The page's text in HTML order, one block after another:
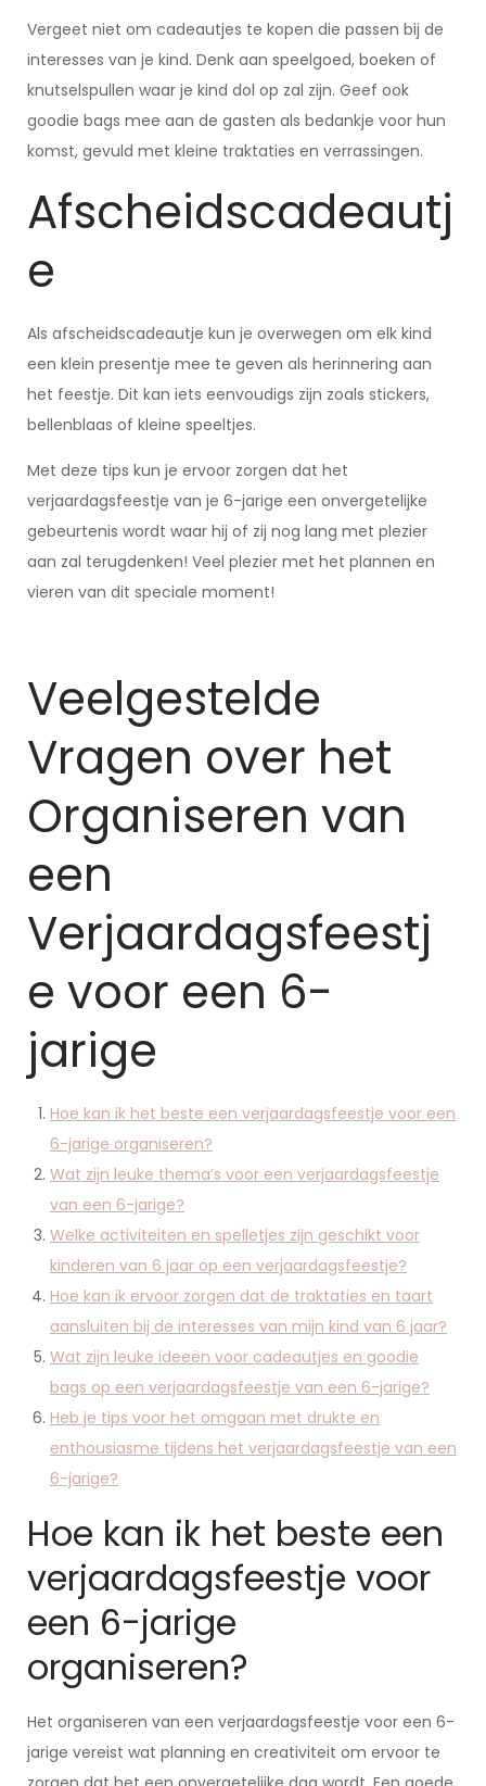
Vergeet niet om cadeautjes te kopen die passen bij de
interesses van je kind. Denk aan speelgoed, boeken of
knutselspullen waar je kind dol op zal zijn. Geef ook
goodie bags mee aan de gasten als bedankje voor hun
komst, gevuld met kleine traktaties en verrassingen.
Afscheidscadeautj
e
Als afscheidscadeautje kun je overwegen om elk kind
een klein presentje mee te geven als herinnering aan
het feestje. Dit kan iets eenvoudigs zijn zoals stickers,
bellenblaas of kleine speeltjes.
Met deze tips kun je ervoor zorgen dat het
verjaardagsfeestje van je 6-jarige een onvergetelijke
gebeurtenis wordt waar hij of zij nog lang met plezier
aan zal terugdenken! Veel plezier met het plannen en
vieren van dit speciale moment!
Veelgestelde
Vragen over het
Organiseren van
een
Verjaardagsfeestj
e voor een 6-
jarige
Hoe kan ik het beste een verjaardagsfeestje voor een
6-jarige organiseren?
Wat zijn leuke thema’s voor een verjaardagsfeestje
van een 6-jarige?
Welke activiteiten en spelletjes zijn geschikt voor
kinderen van 6 jaar op een verjaardagsfeestje?
Hoe kan ik ervoor zorgen dat de traktaties en taart
aansluiten bij de interesses van mijn kind van 6 jaar?
Wat zijn leuke ideeën voor cadeautjes en goodie
bags op een verjaardagsfeestje van een 6-jarige?
Heb je tips voor het omgaan met drukte en
enthousiasme tijdens het verjaardagsfeestje van een
6-jarige?
Hoe kan ik het beste een
verjaardagsfeestje voor
een 6-jarige
organiseren?
Het organiseren van een verjaardagsfeestje voor een 6-
jarige vereist wat planning en creativiteit om ervoor te